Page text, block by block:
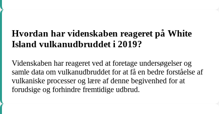
Hvordan har videnskaben reageret på White
Island vulkanudbruddet i 2019?
Videnskaben har reageret ved at foretage undersøgelser og
samle data om vulkanudbruddet for at få en bedre forståelse af
vulkaniske processer og lære af denne begivenhed for at
forudsige og forhindre fremtidige udbrud.